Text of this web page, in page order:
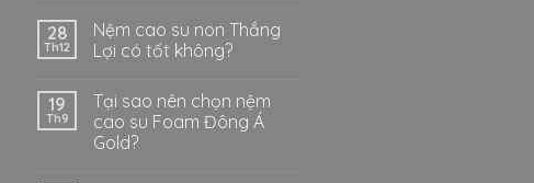
28
Th12
Nệm cao su non Thắng
Lợi có tốt không?
19
Th9
Tại sao nên chọn nệm
cao su Foam Đông Á
Gold?